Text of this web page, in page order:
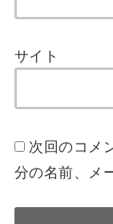
サイト
次回のコメ
分の名前、メ